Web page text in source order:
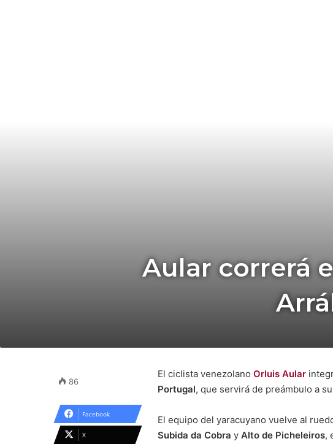
Aular correrá
El ciclista venezolano Orluis Aular
Portugal, que servirá de preámbulo a
El equipo del yaracuyano vuelve al
Subida da Cobra y Alto de Picheleiros,
86
Facebook
X